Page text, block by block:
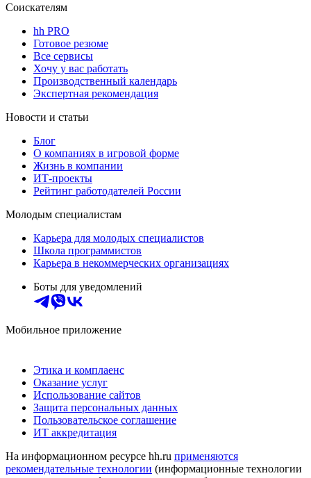
Соискателям
hh PRO
Готовое резюме
Все сервисы
Хочу у вас работать
Производственный календарь
Экспертная рекомендация
Новости и статьи
Блог
О компаниях в игровой форме
Жизнь в компании
ИТ-проекты
Рейтинг работодателей России
Молодым специалистам
Карьера для молодых специалистов
Школа программистов
Карьера в некоммерческих организациях
Боты для уведомлений
Мобильное приложение
Этика и комплаенс
Оказание услуг
Использование сайтов
Защита персональных данных
Пользовательское соглашение
ИТ аккредитация
На информационном ресурсе hh.ru применяются
рекомендательные технологии (информационные технологии